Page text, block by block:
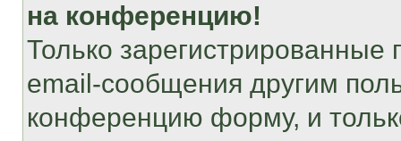
на конференцию!
Только зарегистрированные
email-сообщения другим
конференцию форму, и